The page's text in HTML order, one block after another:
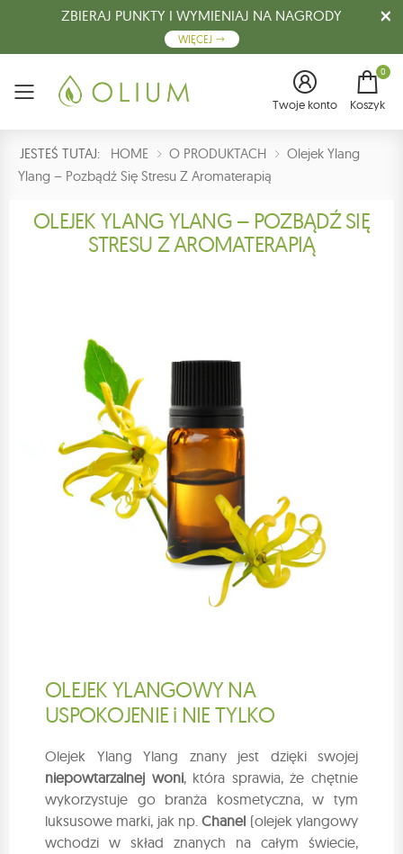
ZBIERAJ PUNKTY I WYMIENIAJ NA NAGRODY
WIĘCEJ
Menu Twoje konto
0
Koszyk
JESTEŚ TUTAJ: HOME O PRODUKTACH
Olejek Ylang
Ylang – Pozbądź Się Stresu Z Aromaterapią
OLEJEK YLANG YLANG – POZBĄDŹ SIĘ
STRESU Z AROMATERAPIĄ
OLEJEK YLANGOWY NA
USPOKOJENIE i NIE TYLKO
Olejek Ylang Ylang znany jest dzięki swojej
niepowtarzalnej woni, która sprawia, że chętnie
wykorzystuje go branża kosmetyczna, w tym
luksusowe marki, jak np.Chanel (olejek ylangowy
wchodzi w skład znanych na całym świecie,